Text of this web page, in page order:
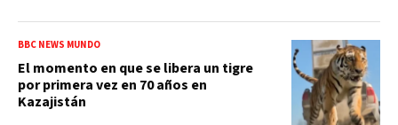
BBC NEWS MUNDO
El momento en que se libera un tigre
por primera vez en 70 años en
Kazajistán